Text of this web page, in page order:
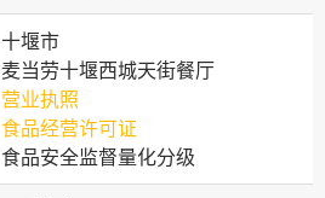
十堰市
麦当劳十堰西城天街餐厅
营业执照
食品经营许可证
食品安全监督量化分级